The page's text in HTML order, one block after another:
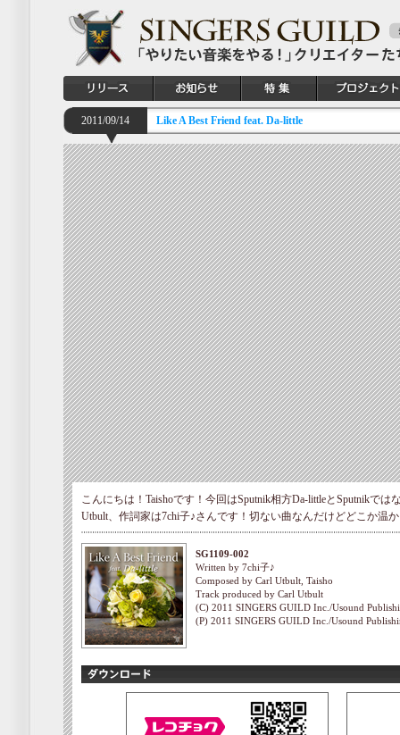
2011/09/14 Like A Best Friend feat. Da-little
こんにちは！Taishoです！今回はSputnik相方Da-littleとSputnikで
Utbult、作詞家は7chi子♪さんです！切ない曲なんだけどどこか温
SG1109-002
Written by 7chi子♪
Composed by Carl Utbult, Taisho
Track produced by Carl Utbult
(C) 2011 SINGERS GUILD Inc./Usound
(P) 2011 SINGERS GUILD Inc./Usound